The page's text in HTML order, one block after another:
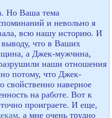
Но Ваша тема
и невольно я
всю нашу историю. И
что в Ваших
а Джек-мужчина,
наши отношения
потому, что Джек-
свойственно наверное
на работе. Вот к
проиграете. И еще,
, а мне очень трудно